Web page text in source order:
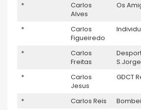
*
Carlos
Alves
Os
*
Carlos
Figueiredo
*
Carlos
Freitas
S.Jorge
*
Carlos
Jesus
GDCT
* Carlos Reis